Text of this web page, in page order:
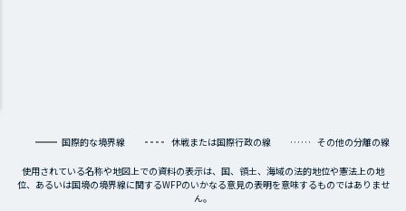
国際的な境界線 休戦または国際行政の線 その他の分離の線
使用されている名称や地図上での資料の表示は、国、領土、海域の法的地位や憲法上の地
位、あるいは国境の境界線に関するWFPのいかなる意見の表明を意味するものではありませ
ん。